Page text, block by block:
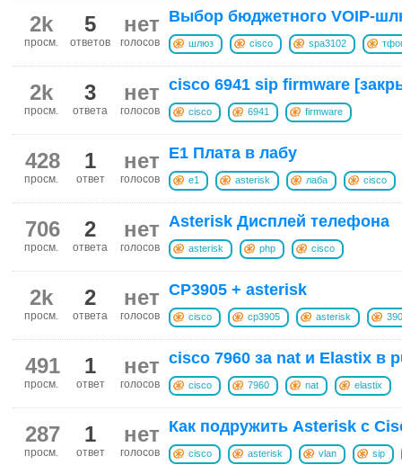
нет
голосов
5
ответов
2k
просм.
Выбор бюджетного VOIP-
шлюз cisco spa3102
нет
голосов
3
ответа
2k
просм.
cisco 6941 sip firmware
cisco 6941 firmware
нет
голосов
1
ответ
428
просм.
E1 Плата в лабу
e1 asterisk лаба cisco
нет
голосов
2
ответа
706
просм.
Asterisk Дисплей телефона
asterisk php cisco
нет
голосов
2
ответа
2k
просм.
CP3905 + asterisk
cisco cp3905 asterisk
нет
голосов
1
ответ
491
просм.
cisco 7960 за nat и Elastix в
cisco 7960 nat elastix
нет
голосов
1
ответ
287
просм.
Как подружить Asterisk с
cisco asterisk vlan sip